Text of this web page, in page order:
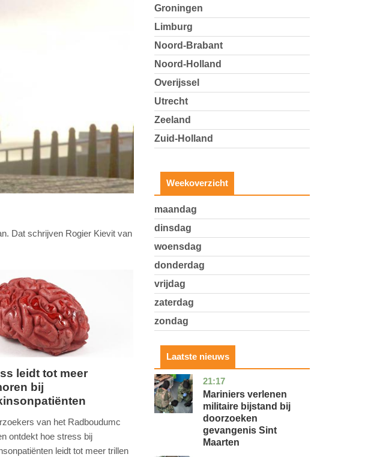
Dat schrijven Rogier Kievit van
leidt tot meer
bij
van het Radboudumc
ontdekt hoe stress bij
leidt tot meer trillen
Groningen
Limburg
Noord-Brabant
Noord-Holland
Overijssel
Utrecht
Zeeland
Zuid-Holland
Weekoverzicht
maandag
dinsdag
woensdag
donderdag
vrijdag
zaterdag
zondag
Laatste nieuws
21:17
buitenland
Mariniers verlenen
militaire bijstand bij
doorzoeken
gevangenis Sint
Maarten